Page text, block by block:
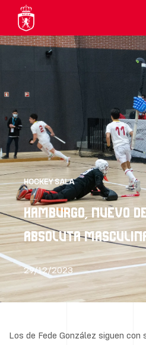
HOCKEY SALA
HAMBURGO, NUEVO
ABSOLUTA
29/12/2023
Los de Fede González siguen con